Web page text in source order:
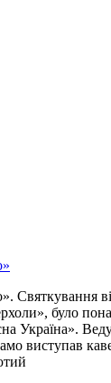
Святкування
було
Україна».
виступав